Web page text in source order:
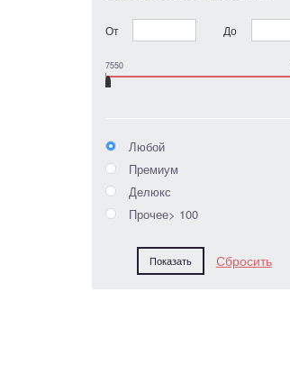
От До
7550
Любой
Премиум
Делюкс
Прочее> 100